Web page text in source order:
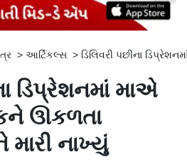
> આર્ટિકલ્સ > ડિલિવરી પછીના
ડિપ્રેશનમાં માએ
ઊકળતા
મારી નાખ્યું